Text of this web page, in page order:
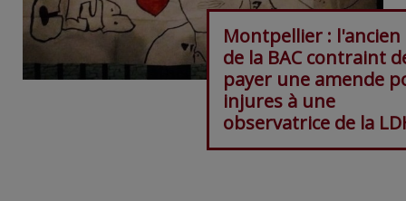
Montpellier : l'ancien
de la BAC contraint
payer une amende
injures à une
observatrice de la